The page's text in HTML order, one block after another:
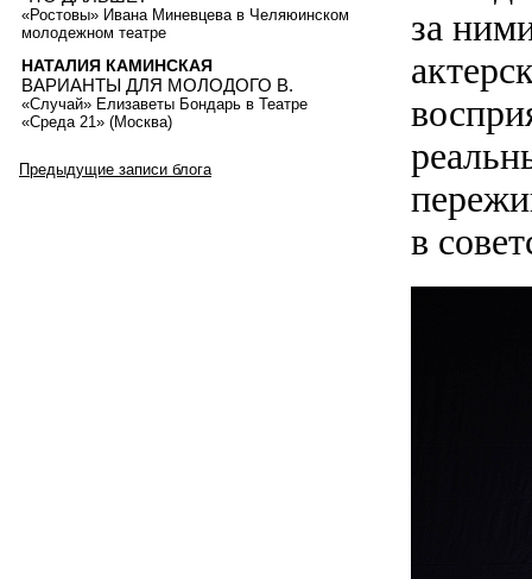
за
в
«Ростовы» Ивана Миневцева в Челяюинском
молодежном театре
НАТАЛИЯ КАМИНСКАЯ
ВАРИАНТЫ ДЛЯ МОЛОДОГО В.
«Случай» Елизаветы Бондарь в Театре
«Среда 21» (Москва)
Предыдущие записи блога